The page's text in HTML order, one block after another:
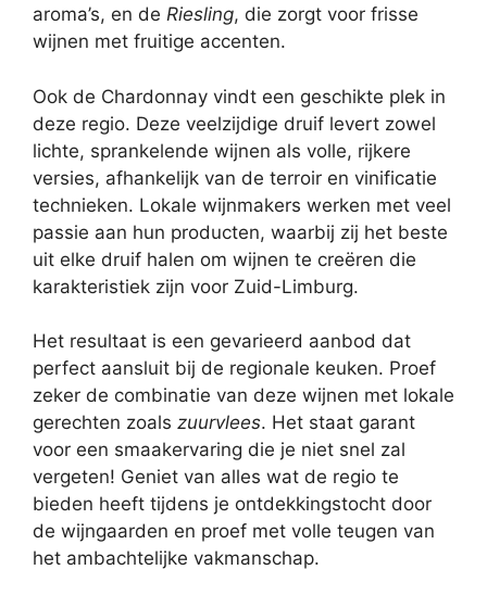
aroma’s, en de Riesling, die zorgt voor frisse
wijnen met fruitige accenten.
Ook de Chardonnay vindt een geschikte plek in
deze regio. Deze veelzijdige druif levert zowel
lichte, sprankelende wijnen als volle, rijkere
versies, afhankelijk van de terroir en vinificatie
technieken. Lokale wijnmakers werken met veel
passie aan hun producten, waarbij zij het beste
uit elke druif halen om wijnen te creëren die
karakteristiek zijn voor Zuid-Limburg.
Het resultaat is een gevarieerd aanbod dat
perfect aansluit bij de regionale keuken. Proef
zeker de combinatie van deze wijnen met lokale
gerechten zoals zuurvlees. Het staat garant
voor een smaakervaring die je niet snel zal
vergeten! Geniet van alles wat de regio te
bieden heeft tijdens je ontdekkingstocht door
de wijngaarden en proef met volle teugen van
het ambachtelijke vakmanschap.